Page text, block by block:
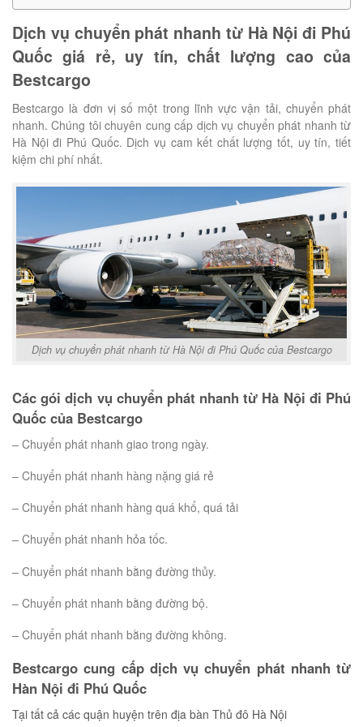
Dịch vụ chuyển phát nhanh từ Hà Nội đi Phú
Quốc giá rẻ, uy tín, chất lượng cao của
Bestcargo
Bestcargo là đơn vị số một trong lĩnh vực vận tải, chuyển phát
nhanh. Chúng tôi chuyên cung cấp dịch vụ chuyển phát nhanh từ
Hà Nội đi Phú Quốc. Dịch vụ cam kết chất lượng tốt, uy tín, tiết
kiệm chi phí nhất.
Dịch vụ chuyển phát nhanh từ Hà Nội đi Phú Quốc của Bestcargo
Các gói dịch vụ chuyển phát nhanh từ Hà Nội đi Phú
Quốc của Bestcargo
– Chuyển phát nhanh giao trong ngày.
– Chuyển phát nhanh hàng nặng giá rẻ
– Chuyển phát nhanh hàng quá khổ, quá tải
– Chuyển phát nhanh hỏa tốc.
– Chuyển phát nhanh bằng đường thủy.
– Chuyển phát nhanh bằng đường bộ.
– Chuyển phát nhanh bằng đường không.
Bestcargo cung cấp dịch vụ chuyển phát nhanh từ
Hàn Nội đi Phú Quốc
Tại tất cả các quận huyện trên địa bàn Thủ đô Hà Nội